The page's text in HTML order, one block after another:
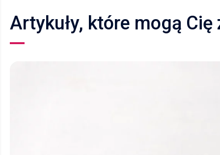
Artykuły, które mogą